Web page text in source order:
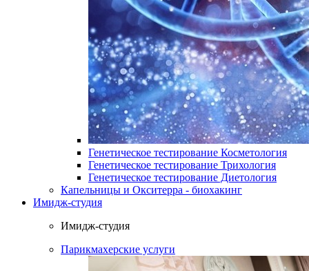
Генетическое тестирование Косметология
Генетическое тестирование Трихология
Генетическое тестирование Диетология
Капельницы и Окситерра - биохакинг
Имидж-студия
Имидж-студия
Парикмахерские услуги